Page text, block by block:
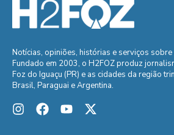
Notícias, opiniões, histórias e serviços
Fundado em 2003, o H2FOZ produz
Foz do Iguaçu (PR) e as cidades da região
Brasil, Paraguai e Argentina.